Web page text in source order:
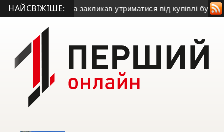
НАЙСВІЖІШЕ:
• Міський голова закликав утриматися від купівлі будівлі у